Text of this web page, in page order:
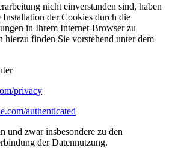
nicht einverstanden sind, haben
der Cookies durch die
in Ihrem Internet-Browser zu
hierzu finden Sie vorstehend unter dem
privacy
authenticated
und zwar insbesondere zu den
der Datennutzung.